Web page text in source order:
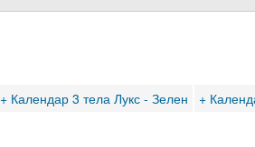
+ Календар 3 тела Лукс - Зелен +